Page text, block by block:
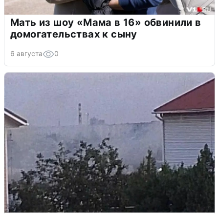
Мать из шоу «Мама в 16» обвинили в
домогательствах к сыну
6 августа 0